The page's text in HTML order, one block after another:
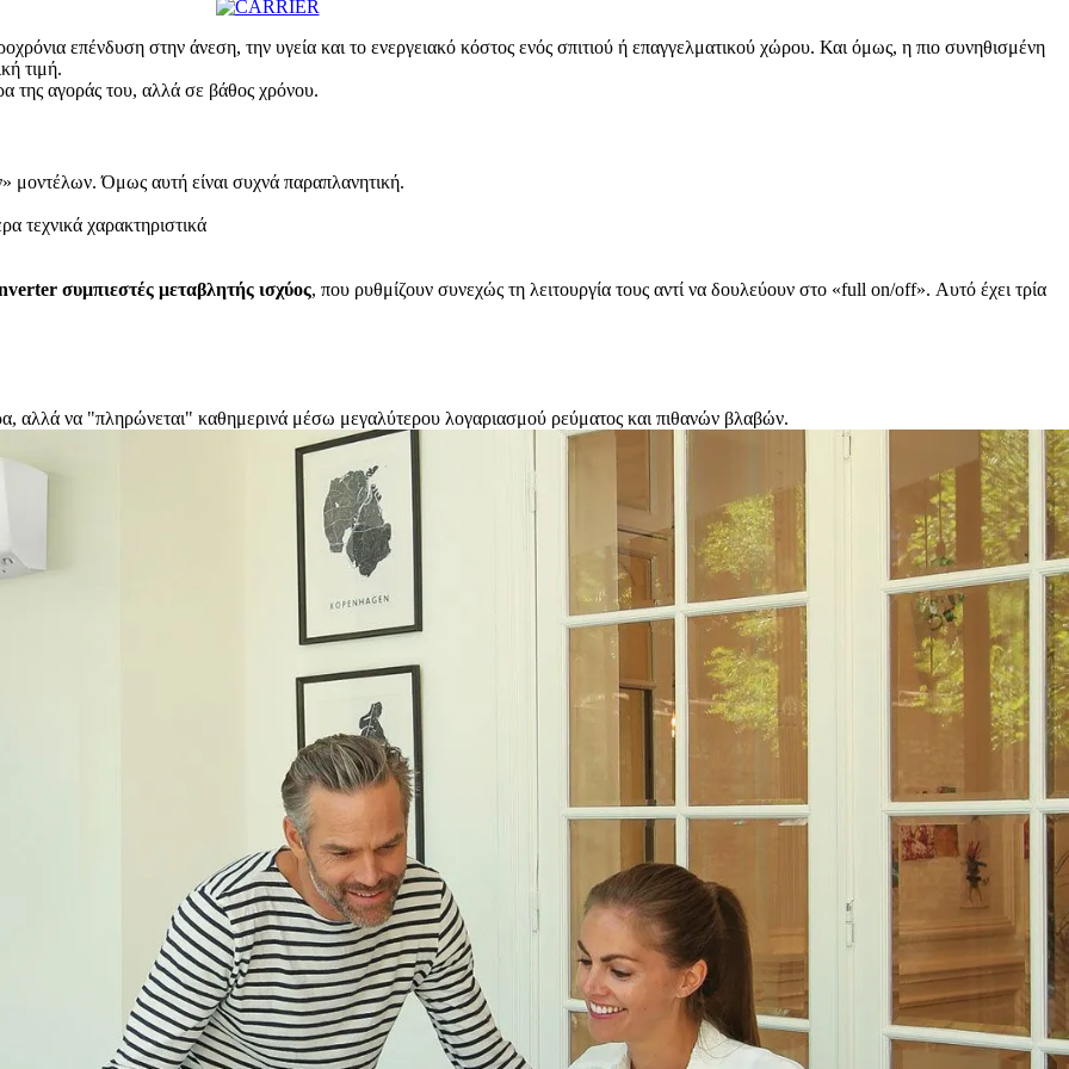
επένδυση στην άνεση, την υγεία και το ενεργειακό κόστος ενός σπιτιού ή επαγγελματικού χώρου. Και όμως, η πιο συνηθισμένη
τιμή.
της αγοράς του, αλλά σε βάθος χρόνου.
μοντέλων. Όμως αυτή είναι συχνά παραπλανητική.
τεχνικά χαρακτηριστικά
συμπιεστές μεταβλητής ισχύος, που ρυθμίζουν συνεχώς τη λειτουργία τους αντί να δουλεύουν στο «full on/off». Αυτό έχει τρία
αλλά να "πληρώνεται" καθημερινά μέσω μεγαλύτερου λογαριασμού ρεύματος και πιθανών βλαβών.